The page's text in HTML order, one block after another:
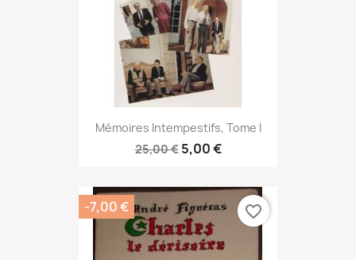
Mémoires Intempestifs, Tome I
25,00 € 5,00 €
-7,00 € favorite_border